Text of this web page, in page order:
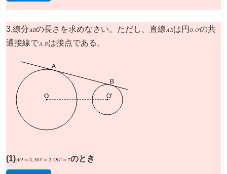
3.線分 A Bの長さを求めなさい。ただし、直線 A Bは円 O O′の共
通接線で A Bは接点である。
O O'
A
B
(1) A O ,B O′= O O′=7 のとき